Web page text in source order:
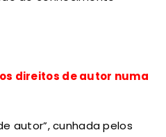
direitos de autor numa
autor”, cunhada pelos